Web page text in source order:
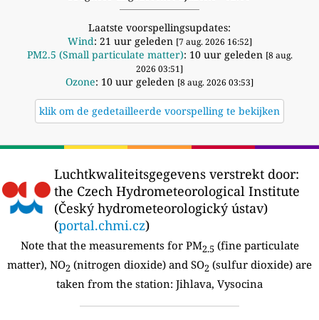
Laatste voorspellingsupdates:
Wind: 21 uur geleden [7 aug. 2026 16:52]
PM2.5 (Small particulate matter): 10 uur geleden [8 aug.
2026 03:51]
Ozone: 10 uur geleden [8 aug. 2026 03:53]
klik om de gedetailleerde voorspelling te bekijken
Luchtkwaliteitsgegevens verstrekt door:
the Czech Hydrometeorological Institute
(Český hydrometeorologický ústav)
(portal.chmi.cz)
Note that the measurements for PM2.5 (fine particulate
matter), NO2 (nitrogen dioxide) and SO2 (sulfur dioxide) are
taken from the station: Jihlava, Vysocina